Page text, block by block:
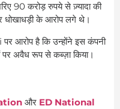
90 करोड़ रुपये से ज़्यादा की
धोखाधड़ी के आरोप लगे थे।
है कि उन्होंने इस कंपनी
पर अवैध रूप से कब्ज़ा किया।
और ED National